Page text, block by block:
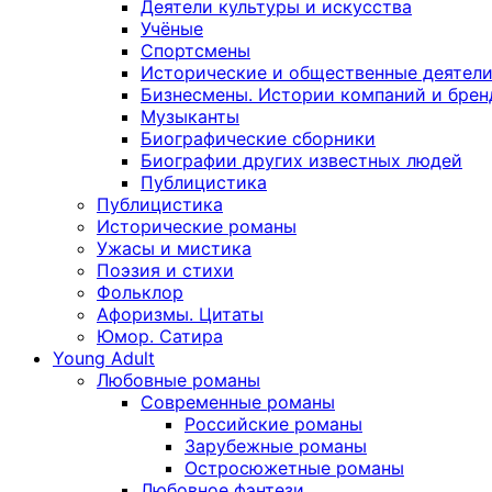
Деятели культуры и искусства
Учёные
Спортсмены
Исторические и общественные деятели
Бизнесмены. Истории компаний и
Музыканты
Биографические сборники
Биографии других известных людей
Публицистика
Публицистика
Исторические романы
Ужасы и мистика
Поэзия и стихи
Фольклор
Афоризмы. Цитаты
Юмор. Сатира
Young Adult
Любовные романы
Современные романы
Российские романы
Зарубежные романы
Остросюжетные романы